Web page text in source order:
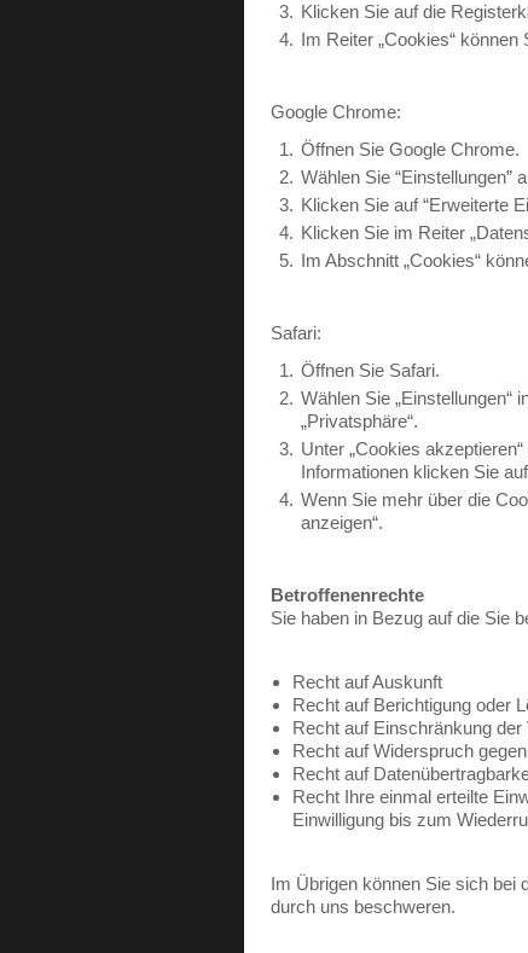
Klicken Sie auf die
Im Reiter „Cookies“
Google Chrome:
Öffnen Sie Google Chrome.
Wählen Sie “Einstellungen”
Klicken Sie auf “Erweiterte
Klicken Sie im Reiter
Im Abschnitt „Cookies“
Safari:
Öffnen Sie Safari.
Wählen Sie „Einstellungen“
„Privatsphäre“.
Unter „Cookies
Informationen klicken Sie
Wenn Sie mehr über die
anzeigen“.
Betroffenenrechte
Sie haben in Bezug auf die Sie
Recht auf Auskunft
Recht auf Berichtigung oder
Recht auf Einschränkung der
Recht auf Widerspruch
Recht auf
Recht Ihre einmal erteilte
Einwilligung bis zum
Im Übrigen können Sie sich bei
durch uns beschweren.